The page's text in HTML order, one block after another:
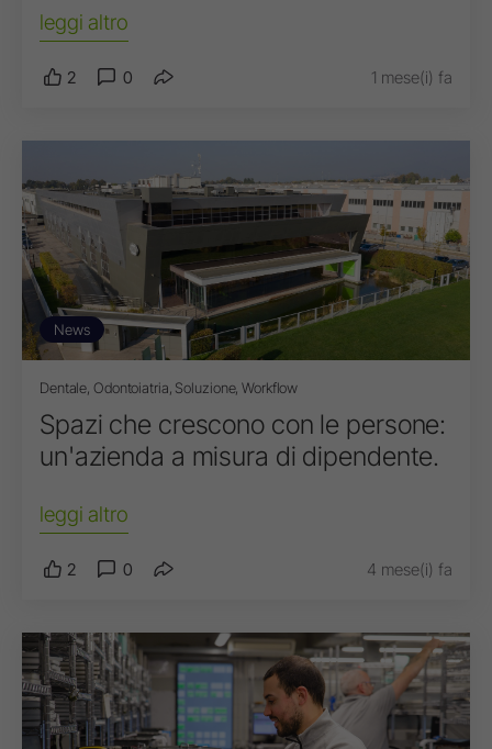
leggi altro
2 0 1 mese(i) fa
News
Dentale, Odontoiatria, Soluzione, Workflow
Spazi che crescono con le persone:
un'azienda a misura di dipendente.
leggi altro
2 0 4 mese(i) fa